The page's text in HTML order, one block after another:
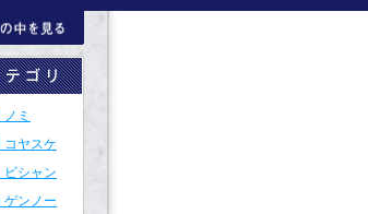
ミ
コヤスケ
ビシャン
ゲンノー